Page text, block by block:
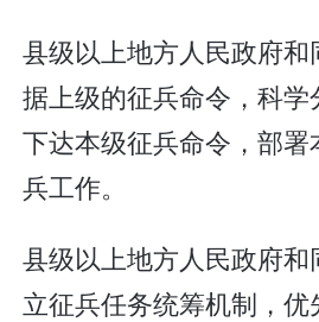
县级以上地方人民政府和
据上级的征兵命令，科学
下达本级征兵命令，部
兵工作。
县级以上地方人民政府
立征兵任务统筹机制，